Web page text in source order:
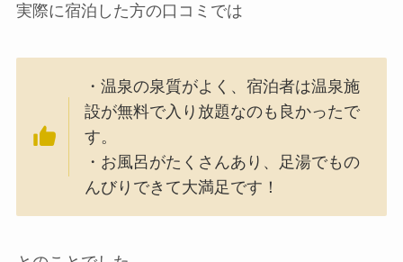
実際に宿泊した方の口コミでは
・温泉の泉質がよく、宿泊者は温泉施
設が無料で入り放題なのも良かったで
す。
・お風呂がたくさんあり、足湯でもの
んびりできて大満足です！